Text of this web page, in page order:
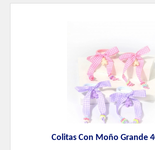
Colitas Con Moño Grande